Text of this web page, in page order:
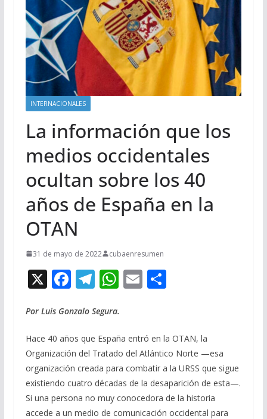
INTERNACIONALES
La información que los
medios occidentales
ocultan sobre los 40
años de España en la
OTAN
31 de mayo de 2022 cubaenresumen
X F
ac
e
b
o
o
k
T
el
e
gr
a
m
W
h
at
s
A
p
p
E
m
l
C
p
ar
ti
r
Por Luis Gonzalo Segura.
Hace 40 años que España entró en la OTAN, la
Organización del Tratado del Atlántico Norte —esa
organización creada para combatir a la URSS que sigue
existiendo cuatro décadas de la desaparición de esta—.
Si una persona no muy conocedora de la historia
accede a un medio de comunicación occidental para